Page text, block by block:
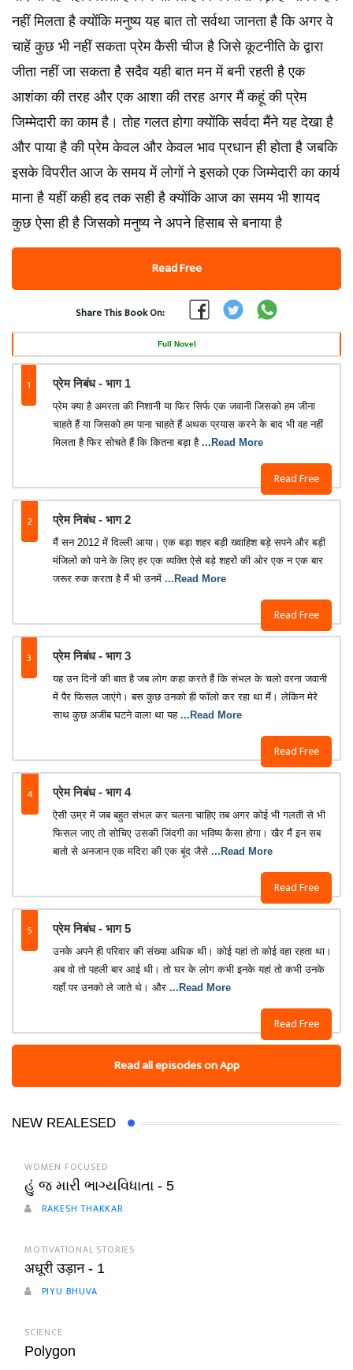
नहीं मिलता है क्योंकि मनुष्य यह बात तो सर्वथा जानता है कि अगर वे
चाहें कुछ भी नहीं सकता प्रेम कैसी चीज है जिसे कूटनीति के द्वारा
जीता नहीं जा सकता है सदैव यही बात मन में बनी रहती है एक
आशंका की तरह और एक आशा की तरह अगर मैं कहूं की प्रेम
जिम्मेदारी का काम है। तोह गलत होगा क्योंकि सर्वदा मैंने यह देखा है
और पाया है की प्रेम केवल और केवल भाव प्रधान ही होता है जबकि
इसके विपरीत आज के समय में लोगों ने इसको एक जिम्मेदारी का कार्य
माना है यहीं कही हद तक सही है क्योंकि आज का समय भी शायद
कुछ ऐसा ही है जिसको मनुष्य ने अपने हिसाब से बनाया है
Read Free
Share This Book On:
Full Novel
1 प्रेम निबंध - भाग 1
Read Free
प्रेम क्या है अमरता की निशानी या फिर सिर्फ एक जवानी जिसको हम जीना
चाहते हैं या जिसको हम पाना चाहते हैं अथक प्रयास करने के बाद भी वह नहीं
मिलता है फिर सोचते हैं कि कितना बड़ा है ...Read More
2 प्रेम निबंध - भाग 2
Read Free
मैं सन 2012 में दिल्ली आया। एक बड़ा शहर बड़ी ख्वाहिश बड़े सपने और बड़ी
मंजिलों को पाने के लिए हर एक व्यक्ति ऐसे बड़े शहरों की ओर एक न एक बार
जरूर रुक करता है मैं भी उनमें ...Read More
3 प्रेम निबंध - भाग 3
Read Free
यह उन दिनों की बात है जब लोग कहा करते हैं कि संभल के चलो वरना जवानी
में पैर फिसल जाएंगे। बस कुछ उनको ही फॉलो कर रहा था मैं। लेकिन मेरे
साथ कुछ अजीब घटने वाला था यह ...Read More
4 प्रेम निबंध - भाग 4
Read Free
ऐसी उम्र में जब बहुत संभल कर चलना चाहिए तब अगर कोई भी गलती से भी
फिसल जाए तो सोचिए उसकी जिंदगी का भविष्य कैसा होगा। खैर मैं इन सब
बातो से अनजान एक मदिरा की एक बूंद जैसे ...Read More
5 प्रेम निबंध - भाग 5
Read Free
उनके अपने ही परिवार की संख्या अधिक थी। कोई यहां तो कोई वहा रहता था।
अब वो तो पहली बार आई थी। तो घर के लोग कभी इनके यहां तो कभी उनके
यहाँ पर उनको ले जाते थे। और ...Read More
Read all episodes on App
NEW REALESED
WOMEN FOCUSED
હું જ મારી ભાગ્યવિધાતા - 5
RAKESH THAKKAR
MOTIVATIONAL STORIES
अधूरी उड़ान - 1
PIYU BHUVA
SCIENCE
Polygon